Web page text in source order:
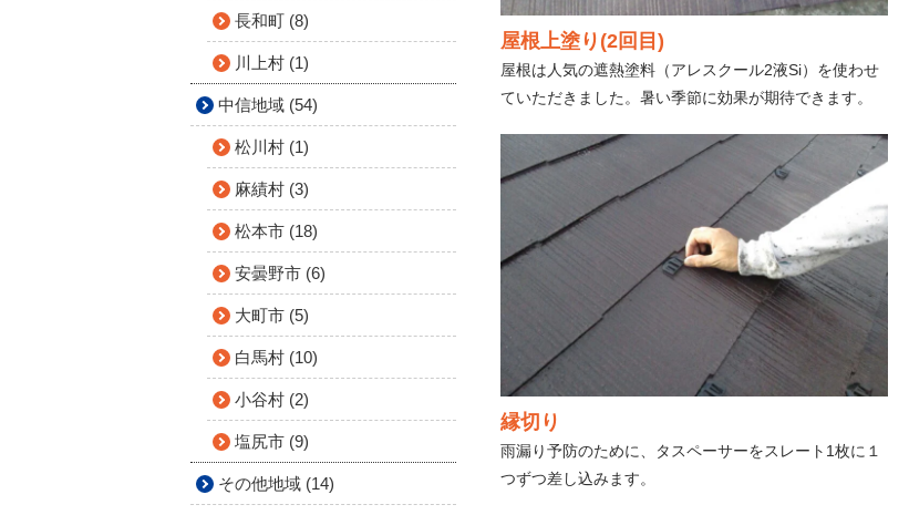
屋根上塗り(2回目)
屋根は人気の遮熱塗料（アレスクール2液Si）を使わせ
ていただきました。暑い季節に効果が期待できます。
縁切り
雨漏り予防のために、タスペーサーをスレート1枚に１
つずつ差し込みます。
長和町 (8)
川上村 (1)
中信地域 (54)
松川村 (1)
麻績村 (3)
松本市 (18)
安曇野市 (6)
大町市 (5)
白馬村 (10)
小谷村 (2)
塩尻市 (9)
その他地域 (14)